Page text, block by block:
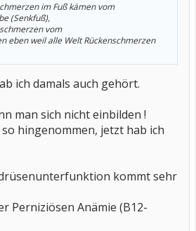
im Fuß kämen vom
(Senkfuß),
vom
eben weil alle Welt Rückenschmerzen
ich damals auch gehört.
man sich nicht einbilden !
hingenommen, jetzt hab ich
kommt sehr
Perniziösen Anämie (B12-